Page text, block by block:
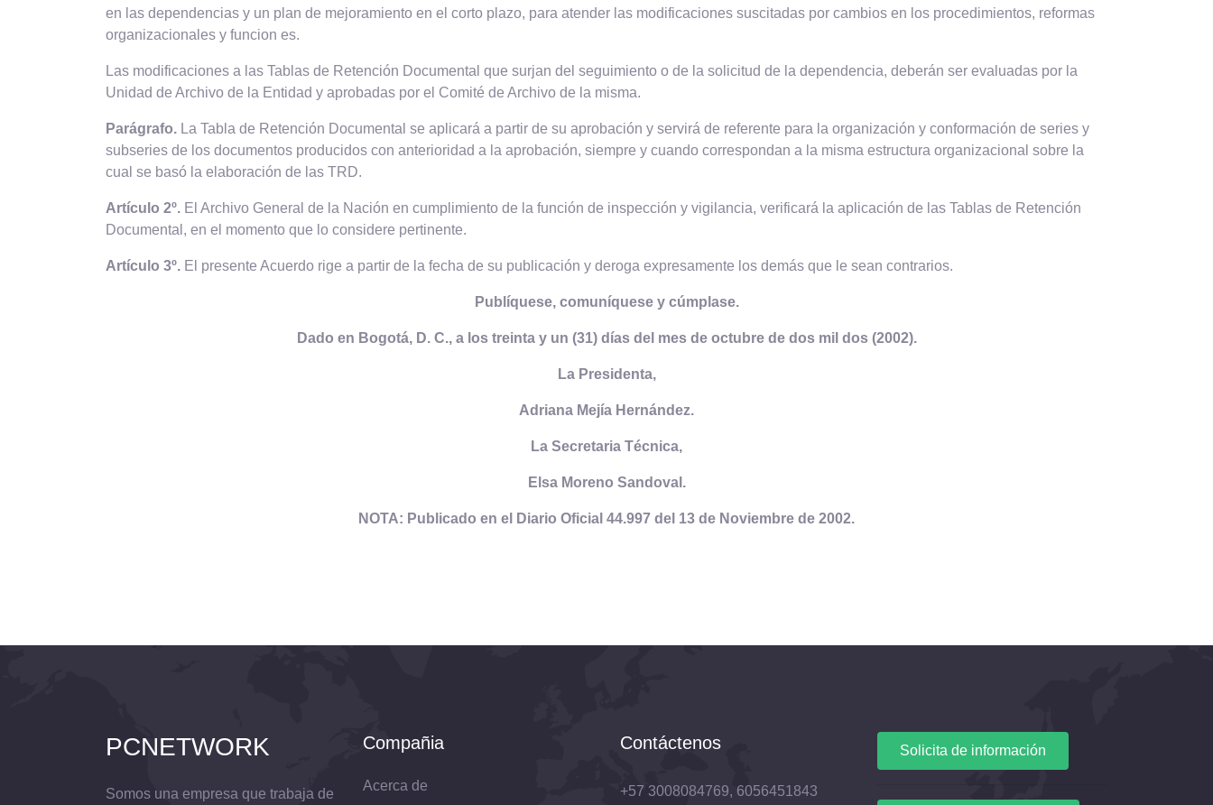
en las dependencias y un plan de mejoramiento en el corto plazo, para atender las modificaciones suscitadas por cambios en los procedimientos, reformas
organizacionales y funcion es.
Las modificaciones a las Tablas de Retención Documental que surjan del seguimiento o de la solicitud de la dependencia, deberán ser evaluadas por la
Unidad de Archivo de la Entidad y aprobadas por el Comité de Archivo de la misma.
Parágrafo. La Tabla de Retención Documental se aplicará a partir de su aprobación y servirá de referente para la organización y conformación de series y
subseries de los documentos producidos con anterioridad a la aprobación, siempre y cuando correspondan a la misma estructura organizacional sobre la
cual se basó la elaboración de las TRD.
Artículo 2º. El Archivo General de la Nación en cumplimiento de la función de inspección y vigilancia, verificará la aplicación de las Tablas de Retención
Documental, en el momento que lo considere pertinente.
Artículo 3º. El presente Acuerdo rige a partir de la fecha de su publicación y deroga expresamente los demás que le sean contrarios.
Publíquese, comuníquese y cúmplase.
Dado en Bogotá, D. C., a los treinta y un (31) días del mes de octubre de dos mil dos (2002).
La Presidenta,
Adriana Mejía Hernández.
La Secretaria Técnica,
Elsa Moreno Sandoval.
NOTA: Publicado en el Diario Oficial 44.997 del 13 de Noviembre de 2002.
PCNETWORK
Somos una empresa que trabaja de
Compañia
Acerca de
Contáctenos
+57 3008084769, 6056451843
Solicita de información